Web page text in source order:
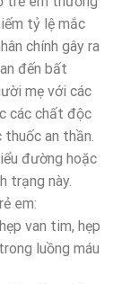
tỷ lệ mắc
chính gây ra
đến bất
mẹ với các
các chất độc
thuốc an thần.
đường hoặc
trạng này.
em:
van tim, hẹp
luồng máu